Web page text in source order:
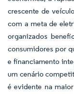
crescente de
com a meta de
organizados
consumidores por
e financiamento
um cenário
é evidente na